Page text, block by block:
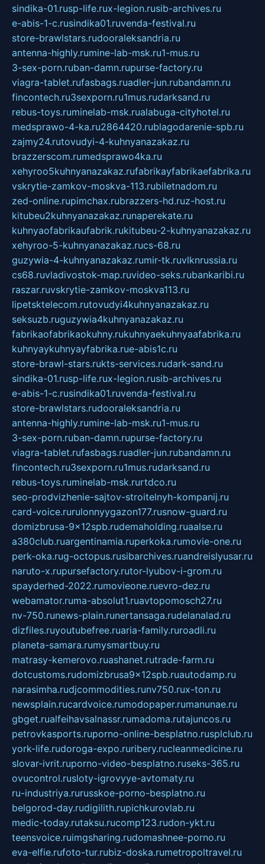
sindika-01.rusp-life.rux-legion.rusib-archives.ru
e-abis-1-c.rusindika01.ruvenda-festival.ru
store-brawlstars.rudooraleksandria.ru
antenna-highly.rumine-lab-msk.ru1-mus.ru
3-sex-porn.ruban-damn.rupurse-factory.ru
viagra-tablet.rufasbags.ruadler-jun.rubandamn.ru
fincontech.ru3sexporn.ru1mus.rudarksand.ru
rebus-toys.ruminelab-msk.rualabuga-cityhotel.ru
medsprawo-4-ka.ru2864420.rublagodarenie-spb.ru
zajmy24.rutovudyi-4-kuhnyanazakaz.ru
brazzerscom.rumedsprawo4ka.ru
xehyroo5kuhnyanazakaz.rufabrikayfabrikaefabrika.ru
vskrytie-zamkov-moskva-113.rubiletnadom.ru
zed-online.rupimchax.rubrazzers-hd.ruz-host.ru
kitubeu2kuhnyanazakaz.runaperekate.ru
kuhnyaofabrikaufabrik.rukitubeu-2-kuhnyanazakaz.ru
xehyroo-5-kuhnyanazakaz.rucs-68.ru
guzywia-4-kuhnyanazakaz.rumir-tk.ruvlknrussia.ru
cs68.ruvladivostok-map.ruvideo-seks.rubankaribi.ru
raszar.ruvskrytie-zamkov-moskva113.ru
lipetsktelecom.rutovudyi4kuhnyanazakaz.ru
seksuzb.ruguzywia4kuhnyanazakaz.ru
fabrikaofabrikaokuhny.rukuhnyaekuhnyaafabrika.ru
kuhnyaykuhnyayfabrika.rue-abis1c.ru
store-brawl-stars.rukts-services.rudark-sand.ru
sindika-01.rusp-life.rux-legion.rusib-archives.ru
e-abis-1-c.rusindika01.ruvenda-festival.ru
store-brawlstars.rudooraleksandria.ru
antenna-highly.rumine-lab-msk.ru1-mus.ru
3-sex-porn.ruban-damn.rupurse-factory.ru
viagra-tablet.rufasbags.ruadler-jun.rubandamn.ru
fincontech.ru3sexporn.ru1mus.rudarksand.ru
rebus-toys.ruminelab-msk.rurtdco.ru
seo-prodvizhenie-sajtov-stroitelnyh-kompanij.ru
card-voice.rurulonnyygazon177.rusnow-guard.ru
domizbrusa-9x12spb.rudemaholding.ruaalse.ru
a380club.ruargentinamia.ruperkoka.rumovie-one.ru
perk-oka.rug-octopus.rusibarchives.ruandreislyusar.ru
naruto-x.rupursefactory.rutor-lyubov-i-grom.ru
spayderhed-2022.rumovieone.ruevro-dez.ru
webamator.ruma-absolut1.ruavtopomosch27.ru
nv-750.runews-plain.runertansaga.rudelanalad.ru
dizfiles.ruyoutubefree.ruaria-family.ruroadli.ru
planeta-samara.rumysmartbuy.ru
matrasy-kemerovo.ruashanet.rutrade-farm.ru
dotcustoms.rudomizbrusa9x12spb.ruautodamp.ru
narasimha.rudjcommodities.runv750.rux-ton.ru
newsplain.rucardvoice.rumodopaper.rumanunae.ru
gbget.rualfeihavsalnassr.rumadoma.rutajuncos.ru
petrovkasports.ruporno-online-besplatno.rusplclub.ru
york-life.rudoroga-expo.ruribery.rucleanmedicine.ru
slovar-ivrit.ruporno-video-besplatno.ruseks-365.ru
ovucontrol.rusloty-igrovyye-avtomaty.ru
ru-industriya.rurusskoe-porno-besplatno.ru
belgorod-day.rudigilith.rupichkurovlab.ru
medic-today.rutaksu.rucomp123.rudon-ykt.ru
teensvoice.ruimgsharing.rudomashnee-porno.ru
eva-elfie.rufoto-tur.rubiz-doska.rumetropoltravel.ru